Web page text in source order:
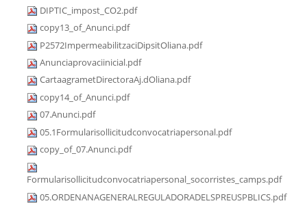
DIPTIC_impost_CO2.pdf
copy13_of_Anunci.pdf
P2572ImpermeabilitzaciDipsitOliana.pdf
Anunciaprovaciinicial.pdf
CartaagrametDirectoraAj.dOliana.pdf
copy14_of_Anunci.pdf
07.Anunci.pdf
05.1Formularisollicitudconvocatriapersonal.pdf
copy_of_07.Anunci.pdf
Formularisollicitudconvocatriapersonal_socorristes_camps.pdf
05.ORDENANAGENERALREGULADORADELSPREUSPBLICS.pdf